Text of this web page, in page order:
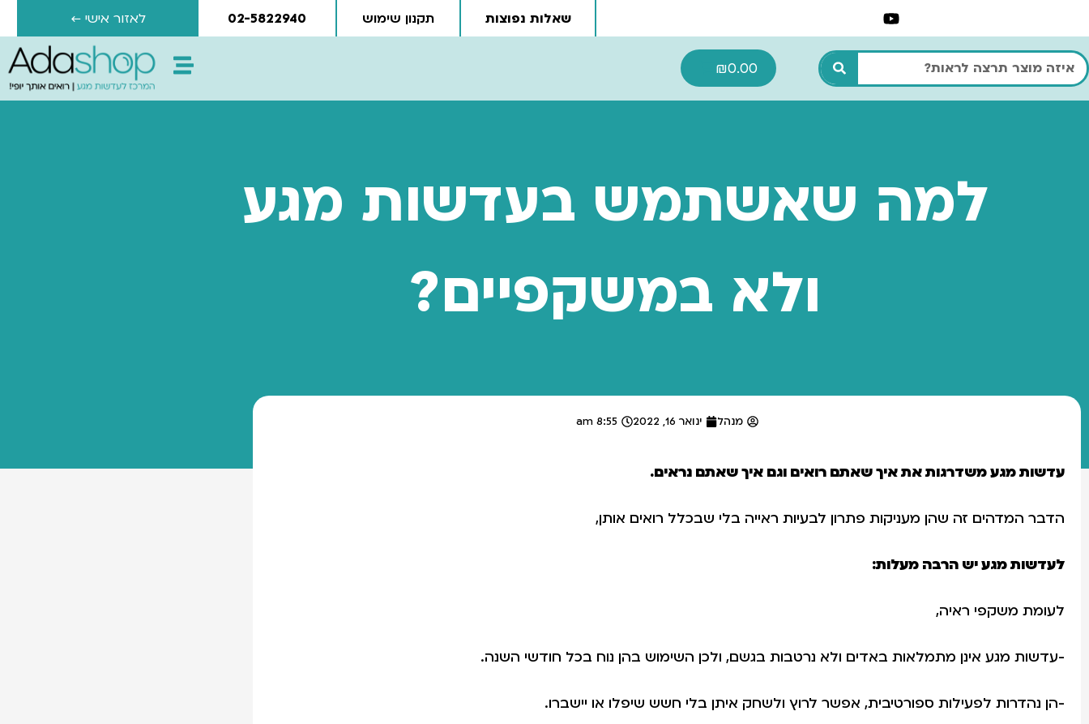
שאלות נפוצות תקנון שימוש 02-5822940 לאזור אישי ←
חיפוש ₪0.00 עגלת קניות
למה שאשתמש בעדשות מגע
ולא במשקפיים?
מנהל ינואר 16, 2022 8:55 am
עדשות מגע משדרגות את איך שאתם רואים וגם איך שאתם נראים.
הדבר המדהים זה שהן מעניקות פתרון לבעיות ראייה בלי שבכלל רואים אותן,
לעדשות מגע יש הרבה מעלות:
לעומת משקפי ראיה,
-עדשות מגע אינן מתמלאות באדים ולא נרטבות בגשם, ולכן השימוש בהן נוח בכל חודשי השנה.
-הן נהדרות לפעילות ספורטיבית, אפשר לרוץ ולשחק איתן בלי חשש שיפלו או יישברו.